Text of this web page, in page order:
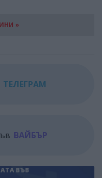
»
ТЕЛЕГРАМ
ВАЙБЪР
ВЪВ